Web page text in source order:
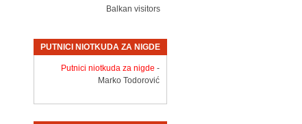
Balkan visitors
PUTNICI NIOTKUDA ZA NIGDE
Putnici niotkuda za nigde -
Marko Todorović